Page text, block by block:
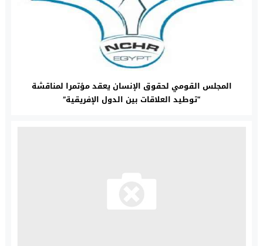
المجلس القومي لحقوق الإنسان يعقد مؤتمرا لمناقشة
“توطيد العلاقات بين الدول الإفريقية”